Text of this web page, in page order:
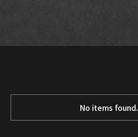
No items found.